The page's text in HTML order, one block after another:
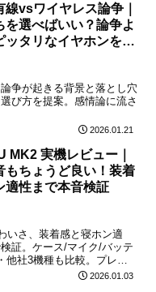
線vsワイヤレス論争｜
を選べばいい？論争よ
ッタリなイヤホンを探
争が起きる背景と落とし穴
び方を提案。感情論に流さ
2026.01.21
MK2 実機レビュー｜
もちょうど良い！装着
適性まで本音検証
いさ、装着感と寝ホン適
証。ケース/マイク/バッテ
他社3機種も比較。プレゼ
2026.01.03